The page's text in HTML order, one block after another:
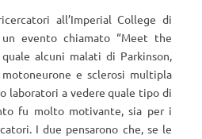
all’Imperial College di
evento chiamato “Meet the
alcuni malati di Parkinson,
e sclerosi multipla
laboratori a vedere quale tipo di
fu molto motivante, sia per i
I due pensarono che, se le